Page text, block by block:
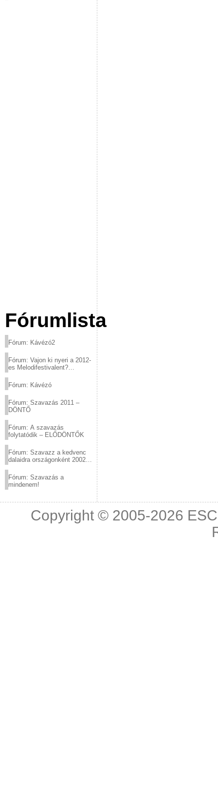
Fórumlista
Fórum: Kávézó2
Fórum: Vajon ki nyeri a 2012-
es Melodifestivalent?
Fórum: Kávézó
Fórum: Szavazás 2011 –
DÖNTŐ
Fórum: A szavazás
folytatódik – ELŐDÖNTŐK
Fórum: Szavazz a kedvenc
dalaidra országonként 2002
Fórum: Szavazás a
mindenem!
Copyright © 2005-2026